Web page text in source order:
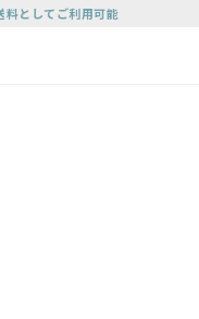
としてご利用可能